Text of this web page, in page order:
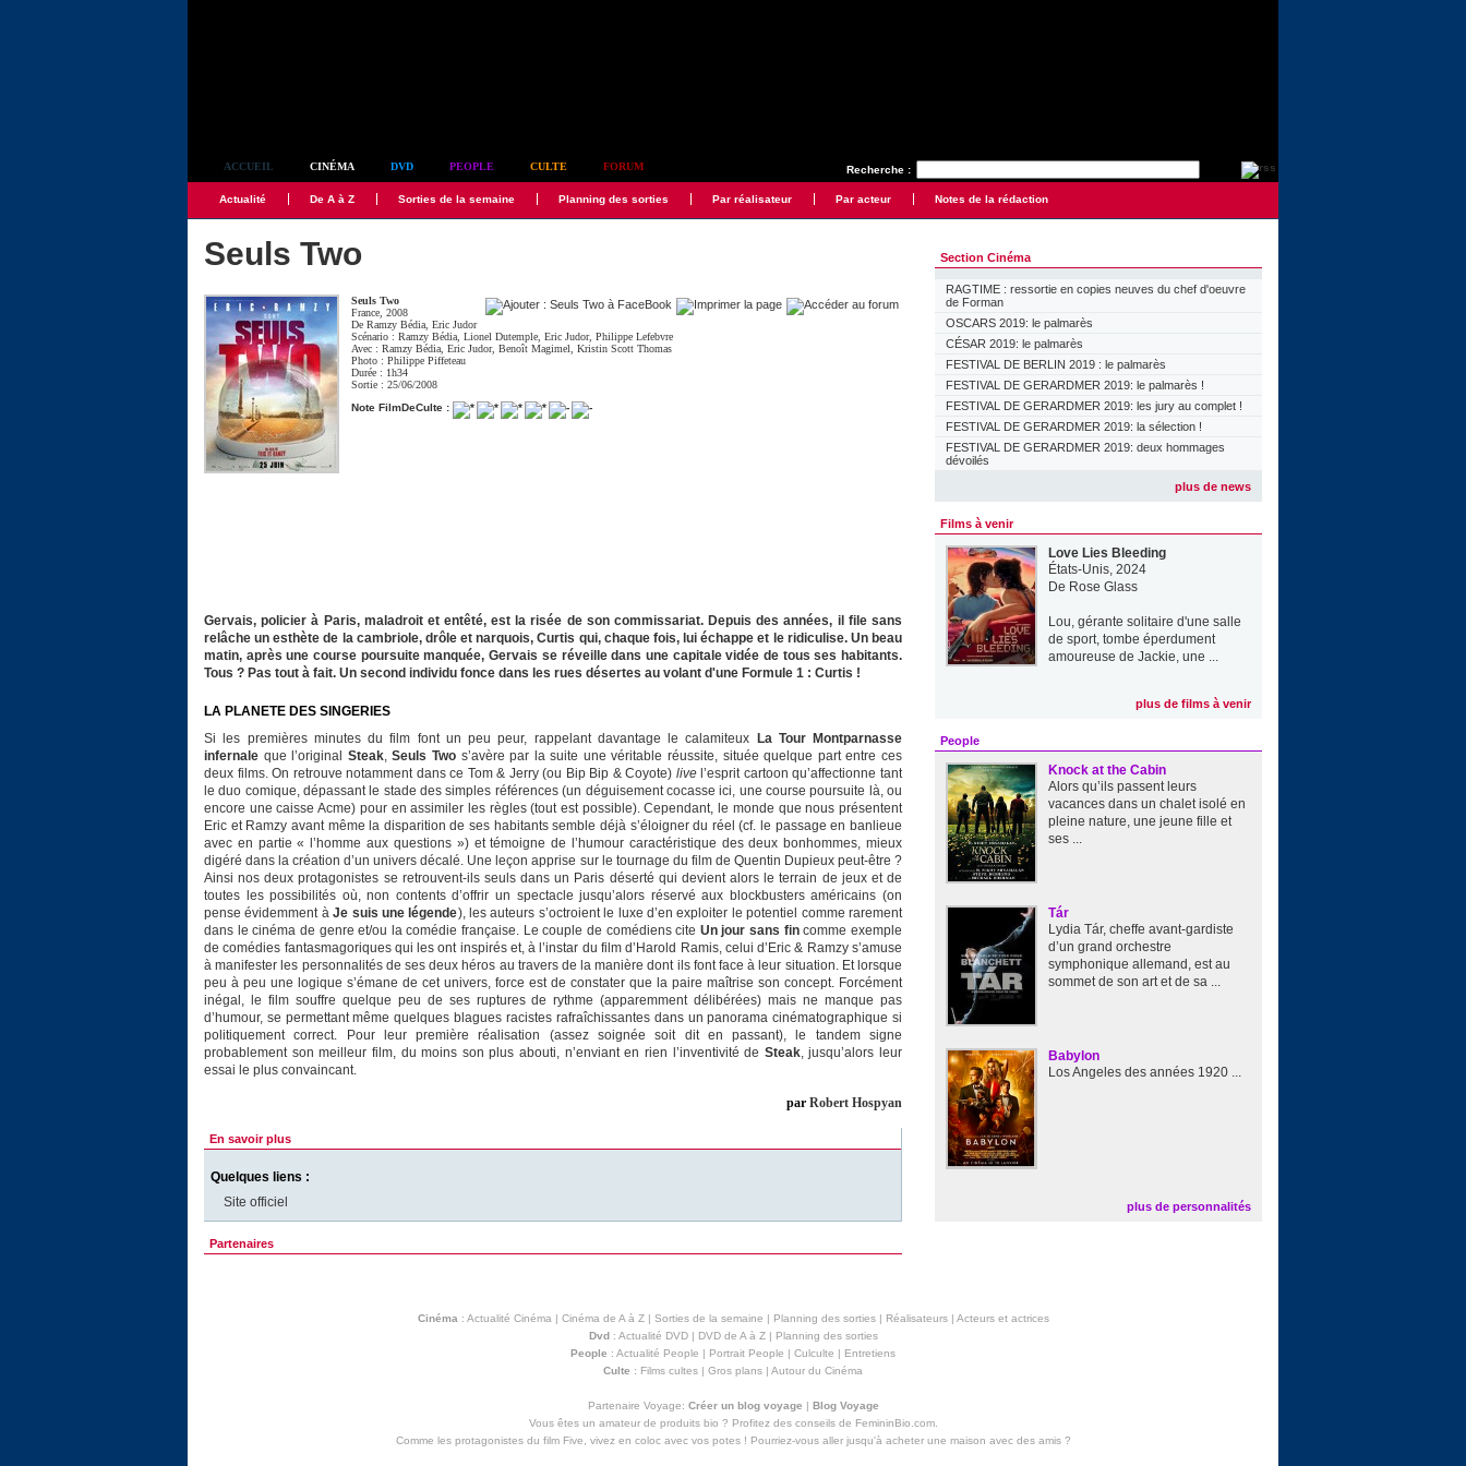
Recherche :
ACCUEIL CINÉMA DVD PEOPLE CULTE FORUM
Actualité De A à Z Sorties de la semaine Planning des sorties Par réalisateur Par acteur Notes de la rédaction
Seuls Two
Seuls Two
France, 2008
DeRamzy Bédia ,Eric Judor
Scénario :Ramzy Bédia ,Lionel Dutemple ,Eric Judor,Philippe Lefebvre
Avec :Ramzy Bédia ,Eric Judor,Benoît Magimel ,Kristin Scott Thomas
Photo :Philippe Piffeteau
Durée : 1h34
Sortie : 25/06/2008
Note FilmDeCulte :
Gervais, policier à Paris, maladroit et entêté, est la risée de son commissariat. Depuis des années, il file sans
relâche un esthète de la cambriole, drôle et narquois, Curtis qui, chaque fois, lui échappe et le ridiculise. Un beau
matin, après une course poursuite manquée, Gervais se réveille dans une capitale vidée de tous ses habitants.
Tous ? Pas tout à fait. Un second individu fonce dans les rues désertes au volant d'une Formule 1 : Curtis !
LA PLANETE DES SINGERIES
Si les premières minutes du film font un peu peur, rappelant davantage le calamiteux
La Tour Montparnasse
infernale que l’original Steak,Seuls Twos’avère par la suite une véritable réussite, située quelque part entre ces
deux films. On retrouve notamment dans ce Tom & Jerry (ou Bip Bip & Coyote) livel’esprit cartoon qu’affectionne tant
le duo comique, dépassant le stade des simples références (un déguisement cocasse ici, une course poursuite là, ou
encore une caisse Acme) pour en assimiler les règles (tout est possible). Cependant, le monde que nous présentent
Eric et Ramzy avant même la disparition de ses habitants semble déjà s’éloigner du réel (cf. le passage en banlieue
avec en partie « l’homme aux questions ») et témoigne de l’humour caractéristique des deux bonhommes, mieux
digéré dans la création d’un univers décalé. Une leçon apprise sur le tournage du film de Quentin Dupieux peut-être ?
Ainsi nos deux protagonistes se retrouvent-ils seuls dans un Paris déserté qui devient alors le terrain de jeux et de
toutes les possibilités où, non contents d’offrir un spectacle jusqu’alors réservé aux blockbusters américains (on
pense évidemment àJe suis une légende), les auteurs s’octroient le luxe d’en exploiter le potentiel comme rarement
dans le cinéma de genre et/ou la comédie française. Le couple de comédiens cite Un jour sans fincomme exemple
de comédies fantasmagoriques qui les ont inspirés et, à l’instar du film d’Harold Ramis, celui d’Eric & Ramzy s’amuse
à manifester les personnalités de ses deux héros au travers de la manière dont ils font face à leur situation. Et lorsque
peu à peu une logique s’émane de cet univers, force est de constater que la paire maîtrise son concept. Forcément
inégal, le film souffre quelque peu de ses ruptures de rythme (apparemment délibérées) mais ne manque pas
d’humour, se permettant même quelques blagues racistes rafraîchissantes dans un panorama cinématographique si
politiquement correct. Pour leur première réalisation (assez soignée soit dit en passant), le tandem signe
probablement son meilleur film, du moins son plus abouti, n’enviant en rien l’inventivité de Steak, jusqu’alors leur
essai le plus convaincant.
par Robert Hospyan
En savoir plus
Quelques liens :
Site officiel
Partenaires
Section Cinéma
RAGTIME : ressortie en copies neuves du chef d'oeuvre
de Forman
OSCARS 2019: le palmarès
CÉSAR 2019: le palmarès
FESTIVAL DE BERLIN 2019 : le palmarès
FESTIVAL DE GERARDMER 2019: le palmarès !
FESTIVAL DE GERARDMER 2019: les jury au complet !
FESTIVAL DE GERARDMER 2019: la sélection !
FESTIVAL DE GERARDMER 2019: deux hommages
dévoilés
plus de news
Films à venir
Love Lies Bleeding
États-Unis, 2024
De Rose Glass
Lou, gérante solitaire d'une salle
de sport, tombe éperdument
amoureuse de Jackie, une ...
plus de films à venir
People
Knock at the Cabin
Alors qu’ils passent leurs
vacances dans un chalet isolé en
pleine nature, une jeune fille et
ses ...
Tár
Lydia Tár, cheffe avant-gardiste
d’un grand orchestre
symphonique allemand, est au
sommet de son art et de sa ...
Babylon
Los Angeles des années 1920 ...
plus de personnalités
Cinéma: Actualité Cinéma| Cinéma de A à Z| Sorties de la semaine Planning des sorties| Réalisateurs| Acteurs et actrices
Dvd : Actualité DVD| DVD de A à Z|
Planning des sorties
People : Actualité People Portrait People Culculte
Entretiens
Culte : Films cultes Gros plans Autour du Cinéma
Partenaire Voyage: Créer un blog voyage
Blog Voyage
Vous êtes un amateur de produits bio ? Profitez des conseils de FemininBio.com.
Comme les protagonistes du film Five, vivez en coloc avec vos potes ! Pourriez-vous aller jusqu'à acheter une maison avec des amis?